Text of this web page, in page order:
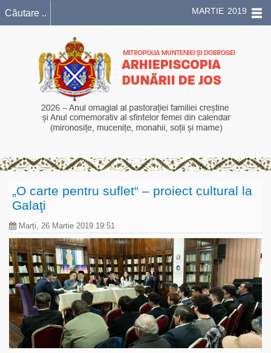
MARTIE 2019
„O carte pentru suflet“ – proiect cultural la
Galaţi
Marți, 26 Martie 2019 19:51